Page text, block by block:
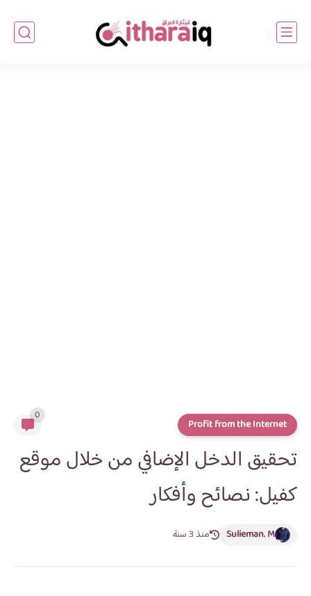
Profit from the Internet
0
تحقيق الدخل الإضافي من خلال موقع
كفيل: نصائح وأفكار
Sulieman. M منذ 3 سنة